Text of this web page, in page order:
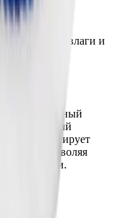
влаги и
качественный
гарантирует
лака, позволяя